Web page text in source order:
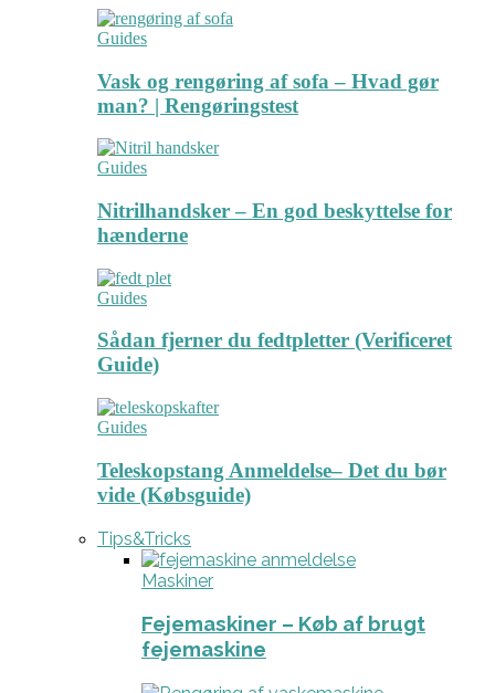
Guides
Vask og rengøring af sofa – Hvad gør
man? | Rengøringstest
Guides
Nitrilhandsker – En god beskyttelse for
hænderne
Guides
Sådan fjerner du fedtpletter (Verificeret
Guide)
Guides
Teleskopstang Anmeldelse– Det du bør
vide (Købsguide)
Tips&Tricks
Maskiner
Fejemaskiner – Køb af brugt
fejemaskine